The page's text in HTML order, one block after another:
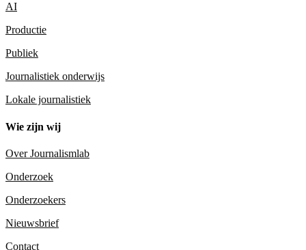
AI
Productie
Publiek
Journalistiek onderwijs
Lokale journalistiek
Wie zijn wij
Over Journalismlab
Onderzoek
Onderzoekers
Nieuwsbrief
Contact